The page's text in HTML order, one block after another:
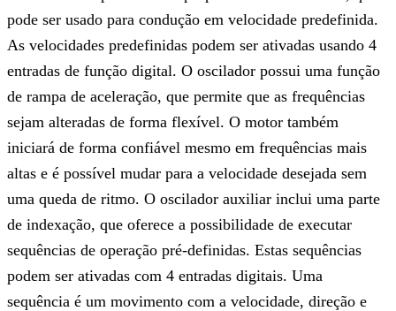
pode ser usado para condução em velocidade predefinida.
As velocidades predefinidas podem ser ativadas usando 4
entradas de função digital. O oscilador possui uma função
de rampa de aceleração, que permite que as frequências
sejam alteradas de forma flexível. O motor também
iniciará de forma confiável mesmo em frequências mais
altas e é possível mudar para a velocidade desejada sem
uma queda de ritmo. O oscilador auxiliar inclui uma parte
de indexação, que oferece a possibilidade de executar
sequências de operação pré-definidas. Estas sequências
podem ser ativadas com 4 entradas digitais. Uma
sequência é um movimento com a velocidade, direção e